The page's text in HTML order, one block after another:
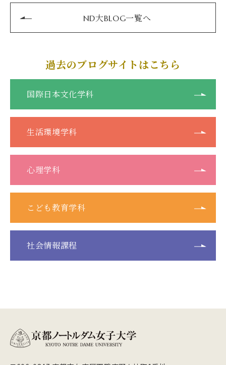
ND大BLOG一覧へ
過去のブログサイトはこちら
国際日本文化学科
生活環境学科
心理学科
こども教育学科
社会情報課程